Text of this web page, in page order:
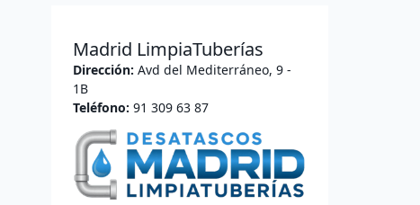
Madrid LimpiaTuberías
Dirección: Avd del Mediterráneo, 9 -
1B
Teléfono: 91 309 63 87